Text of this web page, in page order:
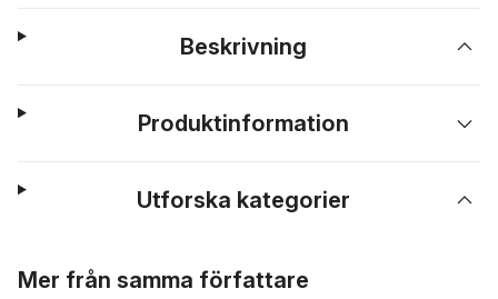
Beskrivning
Produktinformation
Utforska kategorier
Mer från samma författare